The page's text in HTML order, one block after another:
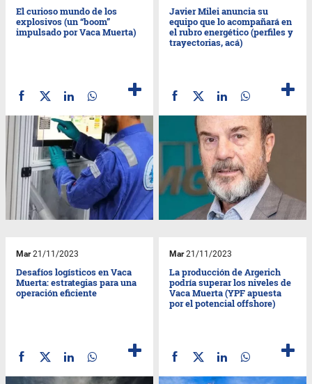
El curioso mundo de los
explosivos (un “boom”
impulsado por Vaca Muerta)
Javier Milei anuncia su
equipo que lo acompañará en
el rubro energético (perfiles y
trayectorias, acá)
Mar21/11/2023
Desafíos logísticos en Vaca
Muerta: estrategias para una
operación eficiente
Mar21/11/2023
La producción de Argerich
podría superar los niveles de
Vaca Muerta (YPF apuesta
por el potencial offshore)